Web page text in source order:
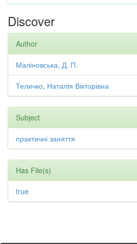
Discover
Author
Маліновська, Д. П.
Теличко, Наталія Вікторівна
Subject
практичні заняття
Has File(s)
true